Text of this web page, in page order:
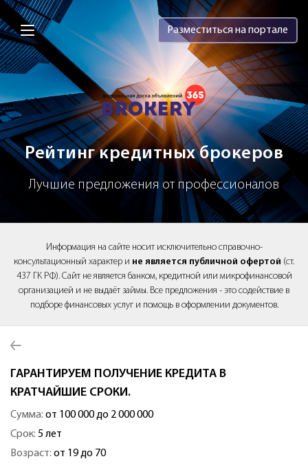
Brokery365 - Рейтинг кредитных
Разместиться на портале
Рейтинг кредитных брокеров
Лучшие предложения от профессионалов
Информация на сайте носит исключительно справочно-
консультационный характер и не является публичной офертой (ст.
437 ГК РФ). Сайт не является банком, кредитной или микрофинансовой
организацией и не выдаёт займы. Все предложения - это содействие в
подборе финансовых услуг и помощь в оформлении документов.
ГАРАНТИРУЕМ ПОЛУЧЕНИЕ КРЕДИТА В
КРАТЧАЙШИЕ СРОКИ.
Сумма: от 100 000 до 2 000 000
Срок: 5 лет
Возраст: от 19 до 70